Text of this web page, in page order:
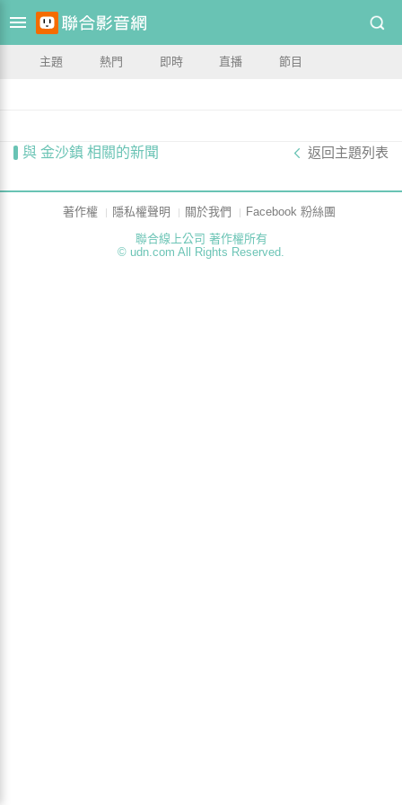
主題 熱門 即時 直播 節目
與 金沙鎮 相關的新聞 返回主題列表
著作權 隱私權聲明 關於我們
Facebook 粉絲團
聯合線上公司 著作權所有
© udn.com All Rights Reserved.